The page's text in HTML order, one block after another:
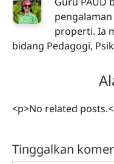
properti. Ia
bidang Pedagogi,
<p>No related
Tinggalkan